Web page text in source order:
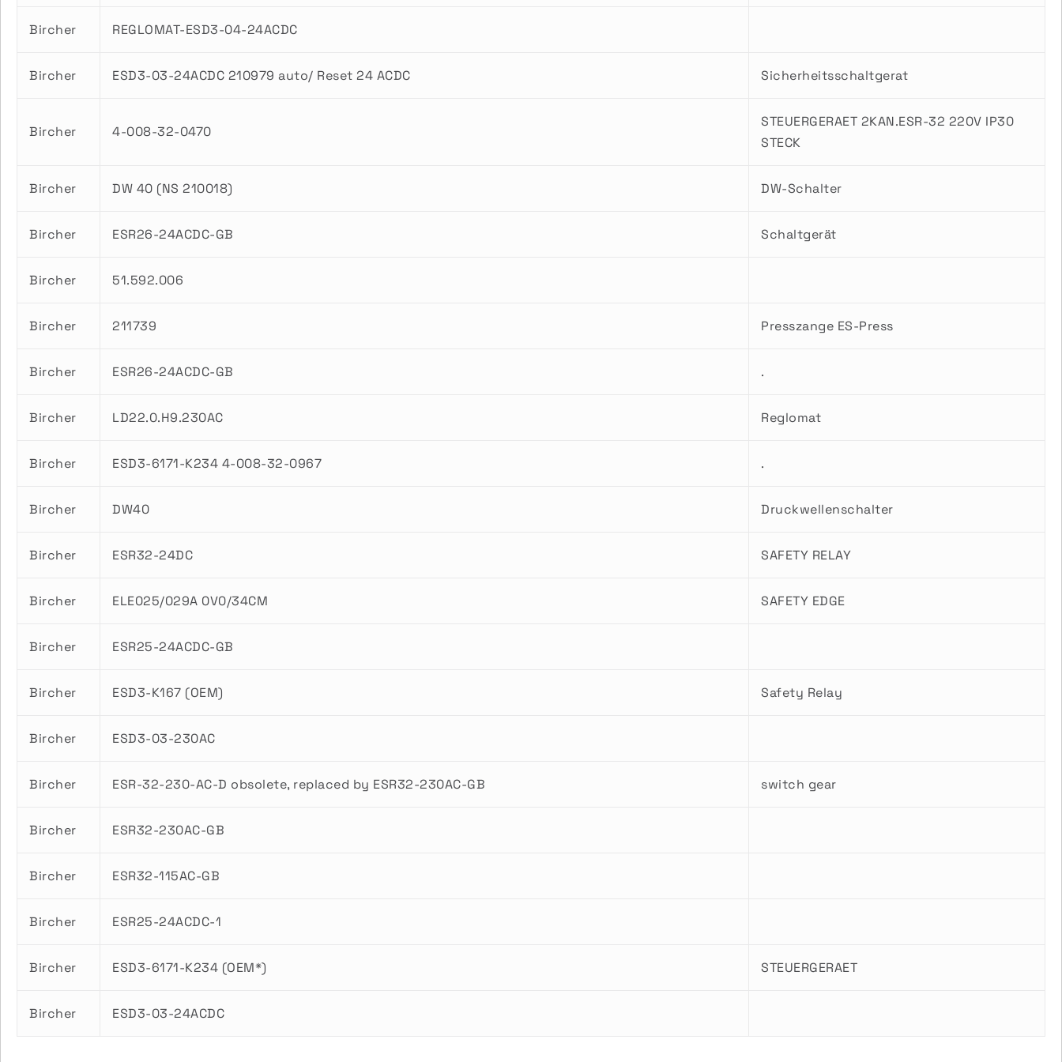
Bircher REGLOMAT-ESD3-04-24ACDC
Bircher ESD3-03-24ACDC 210979 auto/ Reset 24 ACDC Sicherheitsschaltgerat
Bircher 4-008-32-0470
STEUERGERAET 2KAN.ESR-32 220V IP30
STECK
Bircher DW 40 (NS 210018) DW-Schalter
Bircher ESR26-24ACDC-GB Schaltgerät
Bircher 51.592.006
Bircher 211739 Presszange ES-Press
Bircher ESR26-24ACDC-GB .
Bircher LD22.0.H9.230AC Reglomat
Bircher ESD3-6171-K234 4-008-32-0967 .
Bircher DW40 Druckwellenschalter
Bircher ESR32-24DC SAFETY RELAY
Bircher ELE025/029A 0V0/34CM SAFETY EDGE
Bircher ESR25-24ACDC-GB
Bircher ESD3-K167 (OEM) Safety Relay
Bircher ESD3-03-230AC
Bircher ESR-32-230-AC-D obsolete, replaced by ESR32-230AC-GB switch gear
Bircher ESR32-230AC-GB
Bircher ESR32-115AC-GB
Bircher ESR25-24ACDC-1
Bircher ESD3-6171-K234 (OEM*) STEUERGERAET
Bircher ESD3-03-24ACDC